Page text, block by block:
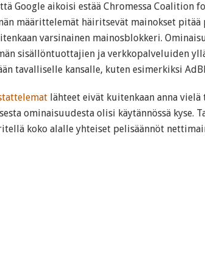
Google aikoisi estää Chromessa Coalition
määrittelemät häiritsevät mainokset pitää
varsinainen mainosblokkeri.
sisällöntuottajien ja verkkopalveluiden
tavalliselle kansalle, kuten esimerkiksi
lähteet eivät kuitenkaan anna vielä
ominaisuudesta olisi käytännössä kyse.
koko alalle yhteiset pelisäännöt